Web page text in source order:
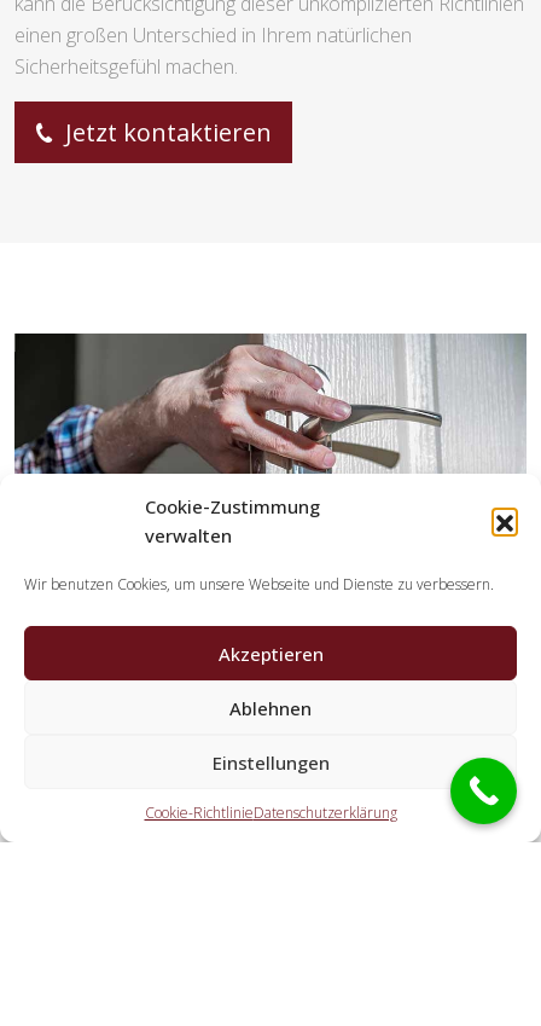
Cookie-Zustimmung
verwalten
Wir benutzen Cookies, um unsere Webseite und Dienste zu verbessern.
Akzeptieren
Ablehnen
Einstellungen
Cookie-RichtlinieDatenschutzerklärung
einen großen Unterschied in Ihrem natürlichen
Sicherheitsgefühl machen.
Jetzt kontaktieren
Welche Tätigkeiten erledigen die
Die Kooperationspartner erledigen alle Aufgaben, die Sie